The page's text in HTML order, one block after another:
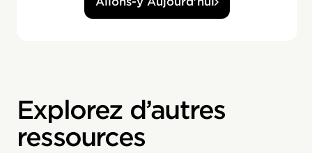
Explorez d’autres
ressources